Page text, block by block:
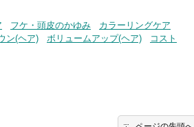
フケ・頭皮のかゆみ
カラーリングケア
ン(ヘア) ボリュームアップ(ヘア)
コスト